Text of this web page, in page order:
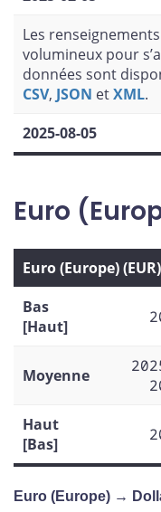
Les
volumineux pour
données sont
CSV, JSON etXML.
2025-08-05
Euro
Euro (Europe) (EUR)
Bas
[Haut]
Moyenne
Haut
[Bas]
Euro (Europe) →